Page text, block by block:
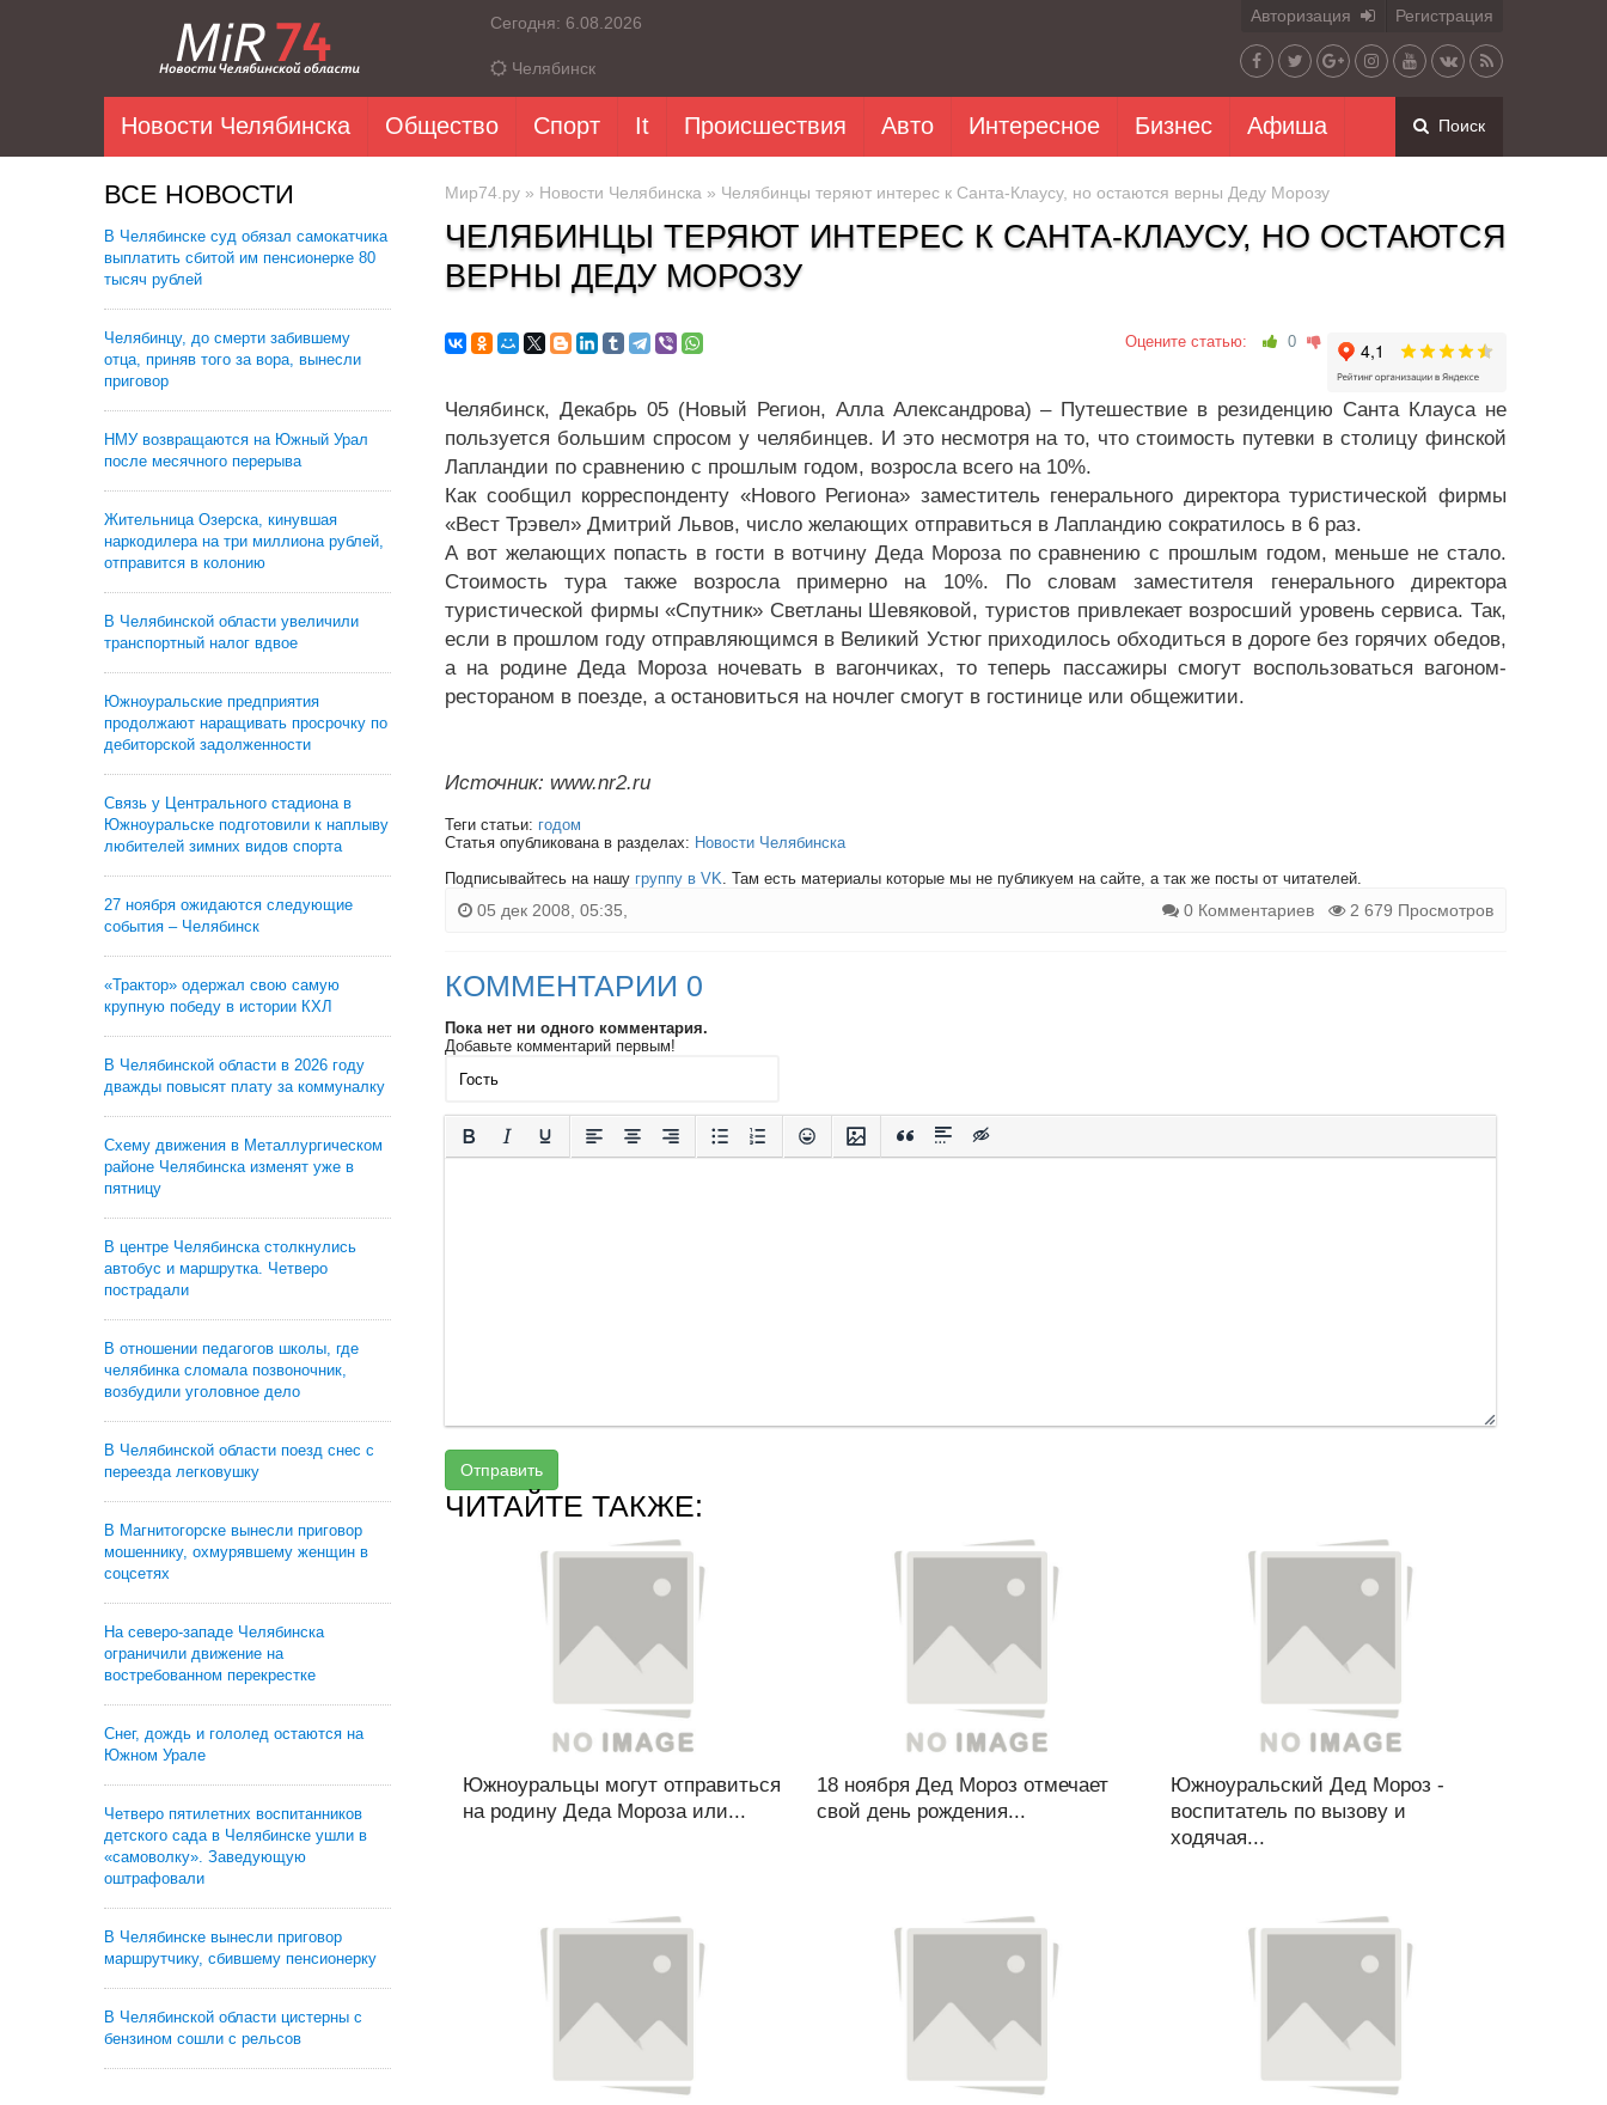
Сегодня: 6.08.2026
Челябинск
Авторизация Регистрация
Новости Челябинска Общество Спорт It Происшествия Авто Интересное Бизнес Афиша Поиск
ВСЕ НОВОСТИ
В Челябинске суд обязал самокатчика
выплатить сбитой им пенсионерке 80
тысяч рублей
Челябинцу, до смерти забившему
отца, приняв того за вора, вынесли
приговор
НМУ возвращаются на Южный Урал
после месячного перерыва
Жительница Озерска, кинувшая
наркодилера на три миллиона рублей,
отправится в колонию
В Челябинской области увеличили
транспортный налог вдвое
Южноуральские предприятия
продолжают наращивать просрочку по
дебиторской задолженности
Связь у Центрального стадиона в
Южноуральске подготовили к наплыву
любителей зимних видов спорта
27 ноября ожидаются следующие
события – Челябинск
«Трактор» одержал свою самую
крупную победу в истории КХЛ
В Челябинской области в 2026 году
дважды повысят плату за коммуналку
Схему движения в Металлургическом
районе Челябинска изменят уже в
пятницу
В центре Челябинска столкнулись
автобус и маршрутка. Четверо
пострадали
В отношении педагогов школы, где
челябинка сломала позвоночник,
возбудили уголовное дело
В Челябинской области поезд снес с
переезда легковушку
В Магнитогорске вынесли приговор
мошеннику, охмурявшему женщин в
соцсетях
На северо-западе Челябинска
ограничили движение на
востребованном перекрестке
Снег, дождь и гололед остаются на
Южном Урале
Четверо пятилетних воспитанников
детского сада в Челябинске ушли в
«самоволку». Заведующую
оштрафовали
В Челябинске вынесли приговор
маршрутчику, сбившему пенсионерку
В Челябинской области цистерны с
бензином сошли с рельсов
Мир74.ру » Новости Челябинска » Челябинцы теряют интерес к Санта-Клаусу, но остаются верны Деду Морозу
ЧЕЛЯБИНЦЫ ТЕРЯЮТ ИНТЕРЕС К САНТА-КЛАУСУ, НО ОСТАЮТСЯ
ВЕРНЫ ДЕДУ МОРОЗУ
Оцените статью: 0
Челябинск, Декабрь 05 (Новый Регион, Алла Александрова) – Путешествие в резиденцию Санта Клауса не
пользуется большим спросом у челябинцев. И это несмотря на то, что стоимость путевки в столицу финской
Лапландии по сравнению с прошлым годом, возросла всего на 10%.
Как сообщил корреспонденту «Нового Региона» заместитель генерального директора туристической фирмы
«Вест Трэвел» Дмитрий Львов, число желающих отправиться в Лапландию сократилось в 6 раз.
А вот желающих попасть в гости в вотчину Деда Мороза по сравнению с прошлым годом, меньше не стало.
Стоимость тура также возросла примерно на 10%. По словам заместителя генерального директора
туристической фирмы «Спутник» Светланы Шевяковой, туристов привлекает возросший уровень сервиса. Так,
если в прошлом году отправляющимся в Великий Устюг приходилось обходиться в дороге без горячих обедов,
а на родине Деда Мороза ночевать в вагончиках, то теперь пассажиры смогут воспользоваться вагоном-
рестораном в поезде, а остановиться на ночлег смогут в гостинице или общежитии.
Источник: www.nr2.ru
Теги статьи: годом
Статья опубликована в разделах: Новости Челябинска
Подписывайтесь на нашу группу в VK. Там есть материалы которые мы не публикуем на сайте, а так же посты от читателей.
05 дек 2008, 05:35, 0 Комментариев 2 679 Просмотров
КОММЕНТАРИИ 0
Пока нет ни одного комментария.
Добавьте комментарий первым!
Отправить
ЧИТАЙТЕ ТАКЖЕ:
Южноуральцы могут отправиться
на родину Деда Мороза или...
18 ноября Дед Мороз отмечает
свой день рождения...
Южноуральский Дед Мороз -
воспитатель по вызову и
ходячая...